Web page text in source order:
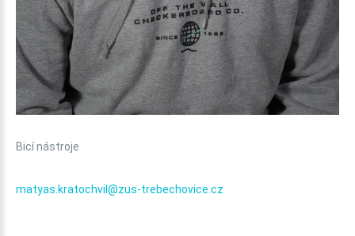
Bicí nástroje
matyas.kratochvil@zus-trebechovice.cz